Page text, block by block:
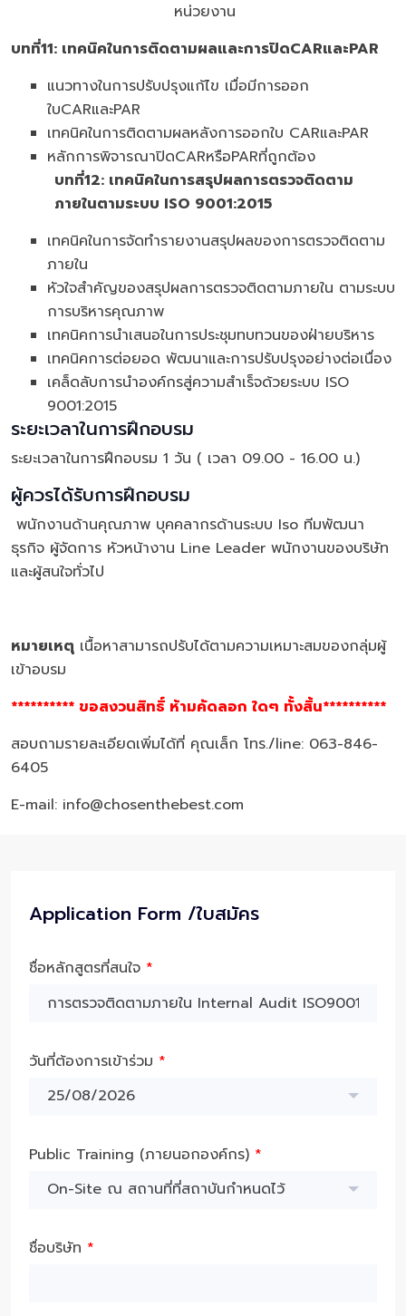
หน่วยงาน
บทที่11: เทคนิคในการติดตามผลและการปิดCARและPAR
แนวทางในการปรับปรุงแก้ไข เมื่อมีการออก
ใบCARและPAR
เทคนิคในการติดตามผลหลังการออกใบ CARและPAR
หลักการพิจารณาปิดCARหรือPARที่ถูกต้อง
บทที่12: เทคนิคในการสรุปผลการตรวจติดตาม
ภายในตามระบบ ISO 9001:2015
เทคนิคในการจัดทำรายงานสรุปผลของการตรวจติดตาม
ภายใน
หัวใจสำคัญของสรุปผลการตรวจติดตามภายใน ตามระบบ
การบริหารคุณภาพ
เทคนิคการนำเสนอในการประชุมทบทวนของฝ่ายบริหาร
เทคนิคการต่อยอด พัฒนาและการปรับปรุงอย่างต่อเนื่อง
เคล็ดลับการนำองค์กรสู่ความสำเร็จด้วยระบบ ISO
9001:2015
ระยะเวลาในการฝึกอบรม
ระยะเวลาในการฝึกอบรม 1 วัน ( เวลา 09.00 - 16.00 น.)
ผู้ควรได้รับการฝึกอบรม
พนักงานด้านคุณภาพ บุคคลากรด้านระบบ Iso ทีมพัฒนา
ธุรกิจ ผู้จัดการ หัวหน้างาน Line Leader พนักงานของบริษัท
และผู้สนใจทั่วไป
หมายเหตุ เนื้อหาสามารถปรับได้ตามความเหมาะสมของกลุ่มผู้
เข้าอบรม
********** ขอสงวนสิทธิ์ ห้ามคัดลอก ใดๆ ทั้งสิ้น**********
สอบถามรายละเอียดเพิ่มได้ที่ คุณเล็ก โทร./line: 063-846-
6405
E-mail: info@chosenthebest.com
Application Form /ใบสมัคร
ชื่อหลักสูตรที่สนใจ *
วันที่ต้องการเข้าร่วม *
25/08/2026
Public Training (ภายนอกองค์กร) *
On-Site ณ สถานที่ที่สถาบันกำหนดไว้
ชื่อบริษัท *